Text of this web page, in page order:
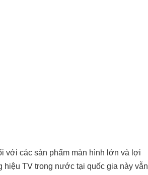
với các sản phẩm màn hình lớn và lợi
TV trong nước tại quốc gia này vẫn